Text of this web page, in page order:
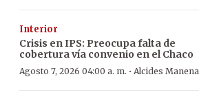
Interior
Crisis en IPS: Preocupa falta de
cobertura vía convenio en el Chaco
Agosto 7, 2026 04:00 a. m. · Alcides Manena